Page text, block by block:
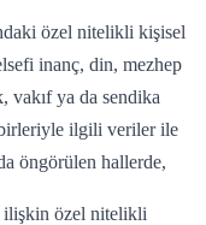
özel nitelikli kişisel
inanç, din, mezhep
vakıf ya da sendika
ilgili veriler ile
öngörülen hallerde,
ilişkin özel nitelikli